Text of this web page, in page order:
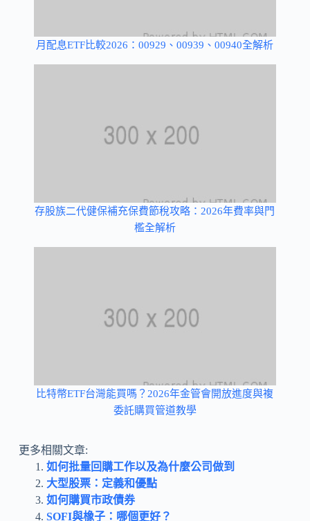
月配息ETF比較2026：00929、00939、00940全解析
存股族二代健保補充保費節稅攻略：2026年費率與門
檻全解析
比特幣ETF台灣能買嗎？2026年金管會開放進度與複
委託購買管道教學
更多相關文章:
如何批量回購工作以及為什麼公司做到
大型股票：定義和優點
如何購買市政債券
SOFI與橡子：哪個更好？